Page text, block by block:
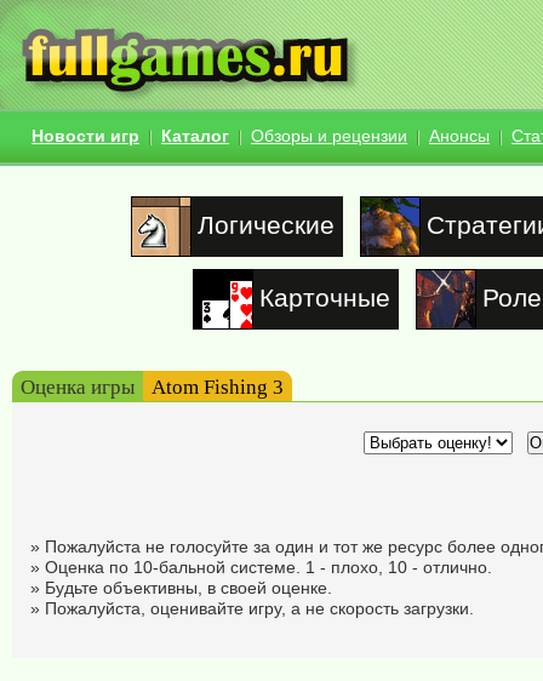
Новости игр Каталог Обзоры и рецензии Анонсы
Логические
Карточные
Оценка игры Atom Fishing 3
» Пожалуйста не голосуйте за один и тот же ресурс более
» Оценка по 10-бальной системе. 1 - плохо, 10 - отлично.
» Будьте объективны, в своей оценке.
» Пожалуйста, оценивайте игру, а не скорость загрузки.